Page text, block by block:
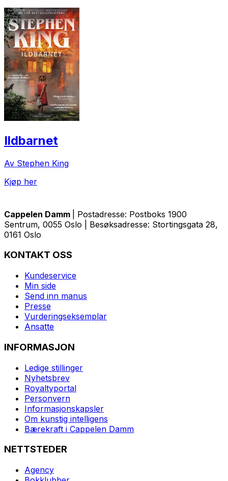
Ildbarnet
Av Stephen King
Kjøp her
Cappelen Damm
| Postadresse: Postboks 1900
Sentrum, 0055 Oslo | Besøksadresse: Stortingsgata 28,
0161 Oslo
KONTAKT OSS
Kundeservice
Min side
Send inn manus
Presse
Vurderingseksemplar
Ansatte
INFORMASJON
Ledige stillinger
Nyhetsbrev
Royaltyportal
Personvern
Informasjonskapsler
Om kunstig intelligens
Bærekraft i Cappelen Damm
NETTSTEDER
Agency